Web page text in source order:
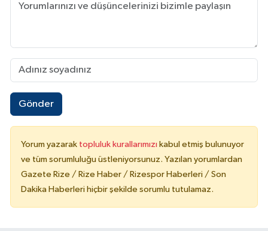
Gönder
Yorum yazarak topluluk kurallarımızı kabul etmiş bulunuyor
ve tüm sorumluluğu üstleniyorsunuz. Yazılan yorumlardan
Gazete Rize / Rize Haber / Rizespor Haberleri / Son
Dakika Haberleri hiçbir şekilde sorumlu tutulamaz.